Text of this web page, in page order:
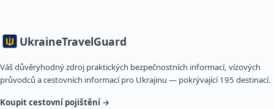
UkraineTravelGuard
Váš důvěryhodný zdroj praktických bezpečnostních informací, vízových
průvodců a cestovních informací pro Ukrajinu — pokrývající 195 destinací.
Koupit cestovní pojištění →